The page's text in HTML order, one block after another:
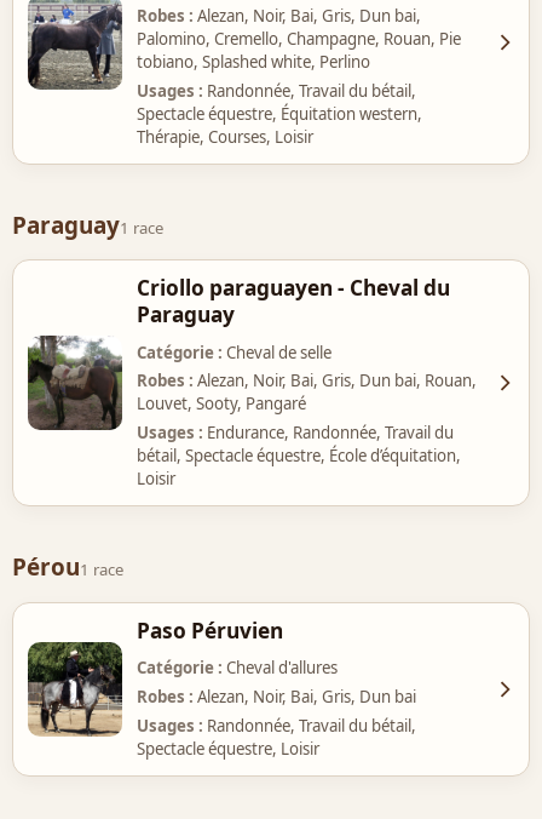
Robes
Alezan, Noir, Bai, Gris, Dun bai,
Palomino, Cremello, Champagne, Rouan, Pie
tobiano, Splashed white, Perlino
Usages
Randonnée, Travail du bétail,
Spectacle équestre, Équitation western,
Thérapie, Courses, Loisir
Paraguay1 race
Criollo paraguayen - Cheval du
Paraguay
Catégorie Cheval de selle
Robes
Alezan, Noir, Bai, Gris, Dun bai, Rouan,
Louvet, Sooty, Pangaré
Usages
Endurance, Randonnée, Travail du
bétail, Spectacle équestre, École d’équitation,
Loisir
Pérou1 race
Paso Péruvien
Catégorie Cheval d'allures
Robes
Alezan, Noir, Bai, Gris, Dun bai
Usages
Randonnée, Travail du bétail,
Spectacle équestre, Loisir